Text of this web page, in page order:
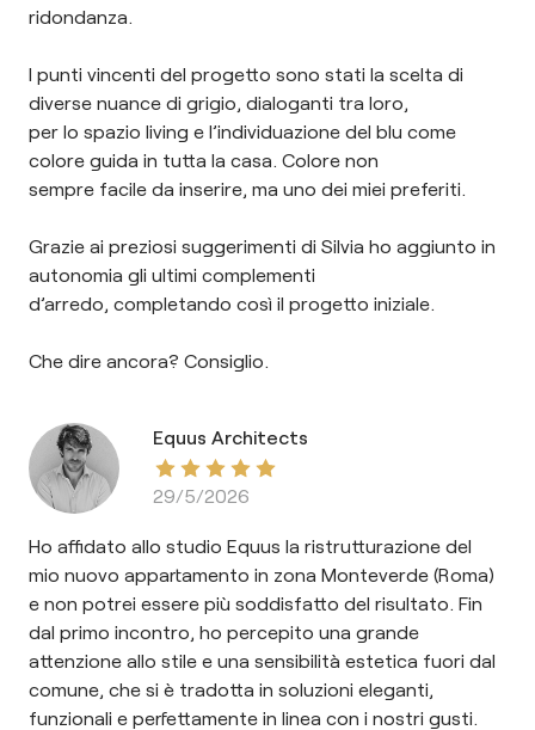
ridondanza.
I punti vincenti del progetto sono stati la scelta di
diverse nuance di grigio, dialoganti tra loro,
per lo spazio living e l’individuazione del blu come
colore guida in tutta la casa. Colore non
sempre facile da inserire, ma uno dei miei preferiti.
Grazie ai preziosi suggerimenti di Silvia ho aggiunto in
autonomia gli ultimi complementi
d’arredo, completando così il progetto iniziale.
Che dire ancora? Consiglio.
Equus Architects
29/5/2026
Ho affidato allo studio Equus la ristrutturazione del
mio nuovo appartamento in zona Monteverde (Roma)
e non potrei essere più soddisfatto del risultato. Fin
dal primo incontro, ho percepito una grande
attenzione allo stile e una sensibilità estetica fuori dal
comune, che si è tradotta in soluzioni eleganti,
funzionali e perfettamente in linea con i nostri gusti.